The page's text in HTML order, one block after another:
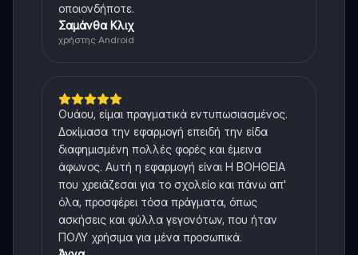
οποιονδήποτε.
Σαμάνθα Κλιχ
χρήστης Android
Ουάου, είμαι πραγματικά εντυπωσιασμένος.
Δοκίμασα την εφαρμογή επειδή την είδα
διαφημισμένη πολλές φορές και έμεινα
άφωνος. Αυτή η εφαρμογή είναι Η ΒΟΗΘΕΙΑ
που χρειάζεσαι για το σχολείο και πάνω απ'
όλα, προσφέρει τόσα πράγματα, όπως
ασκήσεις και φύλλα γεγονότων, που ήταν
ΠΟΛΥ χρήσιμα για μένα προσωπικά.